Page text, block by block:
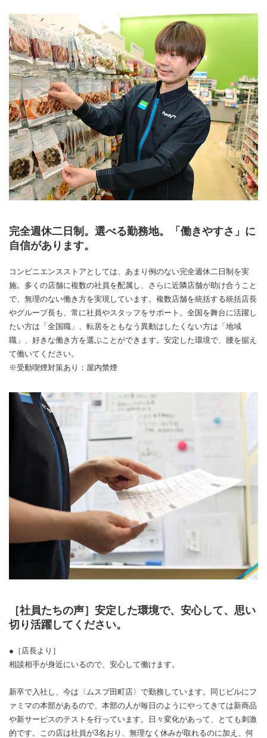
完全週休二日制。選べる勤務地。「働きやすさ」に
自信があります。
コンビニエンスストアとしては、あまり例のない完全週休二日制を実
施。多くの店舗に複数の社員を配属し、さらに近隣店舗が助け合うこと
で、無理のない働き方を実現しています。複数店舗を統括する統括店長
やグループ長も、常に社員やスタッフをサポート。全国を舞台に活躍し
たい方は「全国職」、転居をともなう異動はしたくない方は「地域
職」、好きな働き方を選ぶことができます。安定した環境で、腰を据え
て働いてください。
※受動喫煙対策あり：屋内禁煙
［社員たちの声］安定した環境で、安心して、思い
切り活躍してください。
●［店長より］
相談相手が身近にいるので、安心して働けます。
新卒で入社し、今は〈ムスブ田町店〉で勤務しています。同じビルにフ
ァミマの本部があるので、本部の人が毎日のようにやってきては新商品
や新サービスのテストを行っています。日々変化があって、とても刺激
的です。この店は社員が3名おり、無理なく休みが取れるのに加え、何